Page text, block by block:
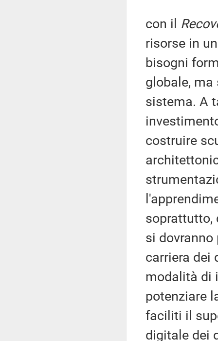
con il
risorse in
bisogni
globale,
sistema. A
costruire
soprattutto,
si dovranno
carriera dei
modalità di
potenziare
faciliti il
digitale dei